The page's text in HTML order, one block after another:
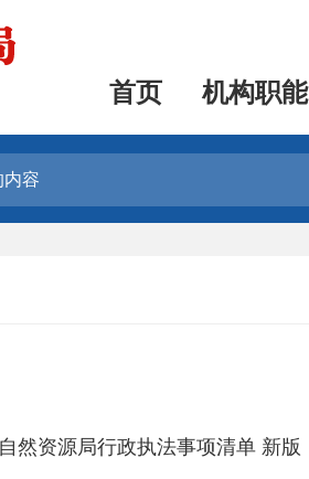
首页 机构职能
然资源局行政执法事项清单 新版